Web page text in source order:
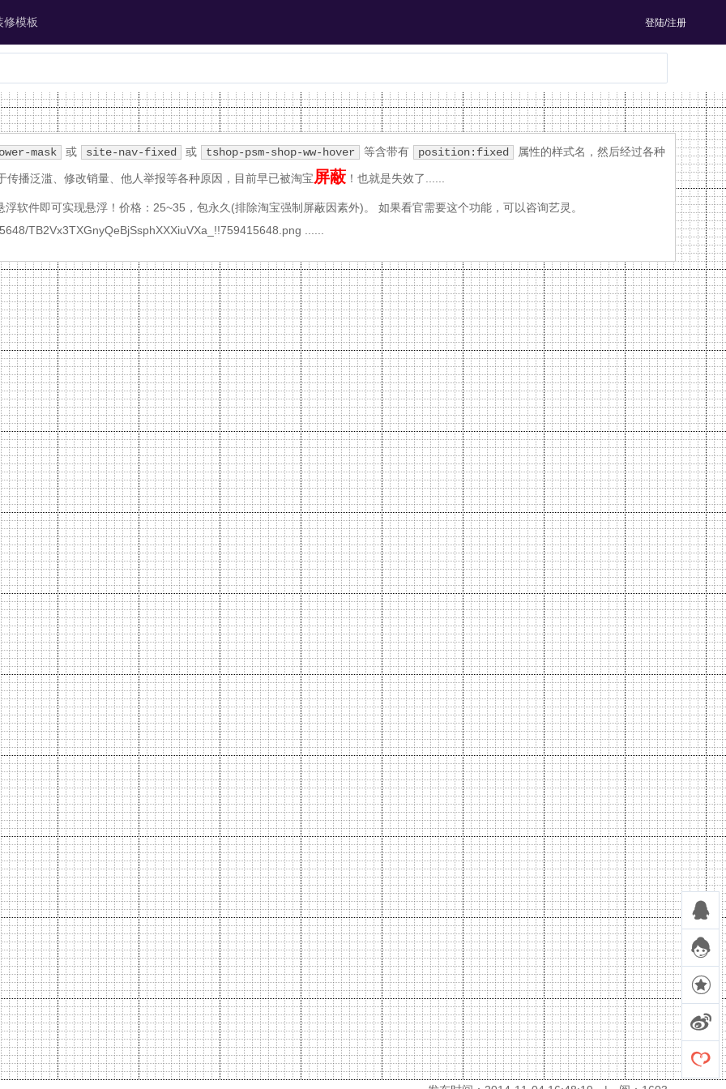
修模板 登陆/注册
mask 或 site-nav-fixed 或 tshop-psm-shop-ww-hover 等含带有 position:fixed 属性的样式名，然后经过各种
播泛滥、修改销量、他人举报等各种原因，目前早已被淘宝屏蔽 ！也就是失效了......
软件即可实现悬浮！价格：25~35，包永久(排除淘宝强制屏蔽因素外)。 如果看官需要这个功能，可以咨询艺灵。
TB2Vx3TXGnyQeBjSsphXXXiuVXa_!!759415648.png ......




